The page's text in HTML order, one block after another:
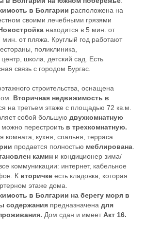
в Болгарии расположена на
своими лечебными грязями
находится в 5 мин. от
мин. от пляжа. Круглый год работают
поликлиника,
школа, детский сад. Есть
связь с городом Бургас.
строительства, оснащена
Вторичная недвижимость в
на третьем этаже с площадью 72 кв.м.
собой большую двухкомнатную
можно перестроить в трехкомнатную.
комната, кухня, спальня, терраса.
продается полностью меблирована.
камин и кондиционер зима/
коммуникации: интернет, кабельное
К вторичке есть кладовка, которая
этаже дома.
в Болгарии на берегу моря в
содержания предназначена для
Дом сдан и имеетАкт 16.